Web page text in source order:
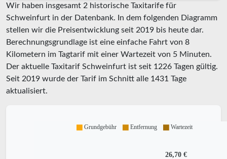
Wir haben insgesamt 2 historische Taxitarife für
Schweinfurt in der Datenbank. In dem folgenden Diagramm
stellen wir die Preisentwicklung seit 2019 bis heute dar.
Berechnungsgrundlage ist eine einfache Fahrt von 8
Kilometern im Tagtarif mit einer Wartezeit von 5 Minuten.
Der aktuelle Taxitarif Schweinfurt ist seit 1226 Tagen gültig.
Seit 2019 wurde der Tarif im Schnitt alle 1431 Tage
aktualisiert.
26,70 €
Grundgebühr Entfernung Wartezeit